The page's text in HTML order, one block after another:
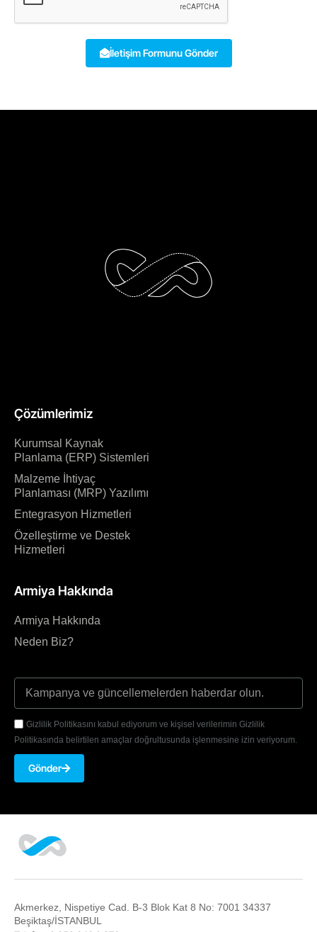
İletişim Formunu Gönder
Çözümlerimiz
Kurumsal Kaynak
Planlama (ERP) Sistemleri
Malzeme İhtiyaç
Planlaması (MRP) Yazılımı
Entegrasyon Hizmetleri
Özelleştirme ve Destek
Hizmetleri
Armiya Hakkında
Armiya Hakkında
Neden Biz?
Gizlilik Politikasını kabul ediyorum ve kişisel verilerimin Gizlilik
Politikasında belirtilen amaçlar doğrultusunda işlenmesine izin veriyorum.
Gönder
Akmerkez, Nispetiye Cad. B-3 Blok Kat 8 No: 7001 34337
Beşiktaş/İSTANBUL